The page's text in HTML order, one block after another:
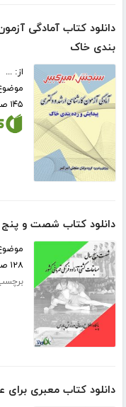
دانلود کتاب آمادگی
بندی خاک
از: ...
۱۴۵ صفحه
دانلود کتاب شصت و
۱۲۸ صفحه
دانلود کتاب معبری